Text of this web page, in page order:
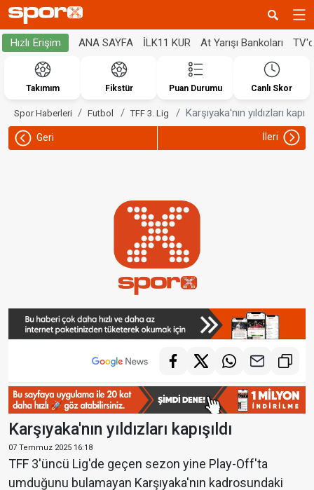
Hızlı Erişim ANA SAYFA İLK11 KUR At Yarışı Bankoları
Takımım Fikstür Puan Durumu Canlı Skor
Spor Haberleri Futbol TFF 3. Lig Karşıyaka'nın yıldızları
Geri İleri
Karşıyaka'nın yıldızları kapışıldı
07 Temmuz 2025 16:18
TFF 3'üncü Lig'de geçen sezon yine Play-Off'ta
umduğunu bulamayan Karşıyaka'nın kadrosundaki